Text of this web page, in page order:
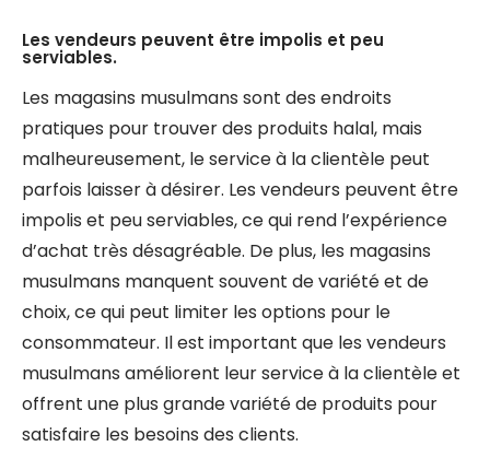
Les vendeurs peuvent être impolis et peu
serviables.
Les magasins musulmans sont des endroits
pratiques pour trouver des produits halal, mais
malheureusement, le service à la clientèle peut
parfois laisser à désirer. Les vendeurs peuvent être
impolis et peu serviables, ce qui rend l’expérience
d’achat très désagréable. De plus, les magasins
musulmans manquent souvent de variété et de
choix, ce qui peut limiter les options pour le
consommateur. Il est important que les vendeurs
musulmans améliorent leur service à la clientèle et
offrent une plus grande variété de produits pour
satisfaire les besoins des clients.